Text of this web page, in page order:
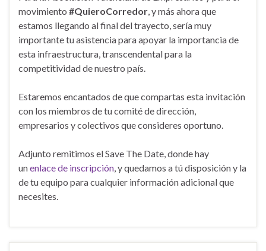
movimiento #QuieroCorredor, y más ahora que
estamos llegando al final del trayecto, sería muy
importante tu asistencia para apoyar la importancia de
esta infraestructura, transcendental para la
competitividad de nuestro país.
Estaremos encantados de que compartas esta invitación
con los miembros de tu comité de dirección,
empresarios y colectivos que consideres oportuno.
Adjunto remitimos el Save The Date, donde hay
unenlace de inscripción, y quedamos a tú disposición y la
de tu equipo para cualquier información adicional que
necesites.